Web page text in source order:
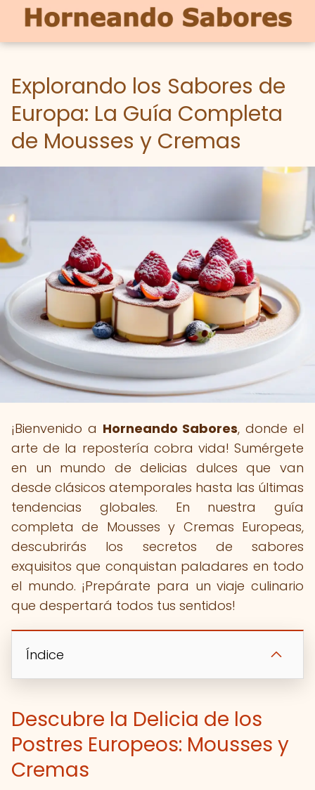
Explorando los Sabores de
Europa: La Guía Completa
de Mousses y Cremas
¡Bienvenido a Horneando Sabores, donde el
arte de la repostería cobra vida! Sumérgete
en un mundo de delicias dulces que van
desde clásicos atemporales hasta las últimas
tendencias globales. En nuestra guía
completa de Mousses y Cremas Europeas,
descubrirás los secretos de sabores
exquisitos que conquistan paladares en todo
el mundo. ¡Prepárate para un viaje culinario
que despertará todos tus sentidos!
Índice
Descubre la Delicia de los
Postres Europeos: Mousses y
Cremas